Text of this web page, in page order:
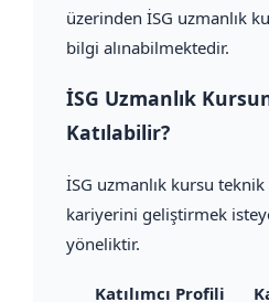
üzerinden İSG uzmanlık
bilgi alınabilmektedir.
İSG Uzmanlık
Katılabilir?
İSG uzmanlık kursu teknik
kariyerini geliştirmek
yöneliktir.
Katılımcı Profili